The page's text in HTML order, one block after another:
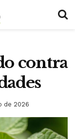
contra
de 2026